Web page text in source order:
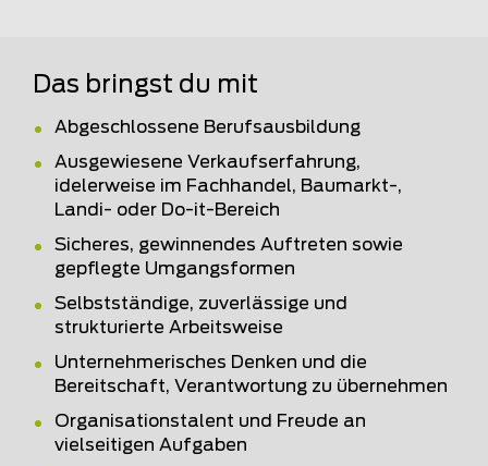
Das bringst du mit
Abgeschlossene Berufsausbildung
Ausgewiesene Verkaufserfahrung,
idelerweise im Fachhandel, Baumarkt-,
Landi- oder Do-it-Bereich
Sicheres, gewinnendes Auftreten sowie
gepflegte Umgangsformen
Selbstständige, zuverlässige und
strukturierte Arbeitsweise
Unternehmerisches Denken und die
Bereitschaft, Verantwortung zu übernehmen
Organisationstalent und Freude an
vielseitigen Aufgaben